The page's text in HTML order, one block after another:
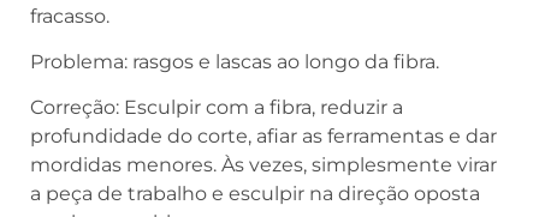
fracasso.
Problema: rasgos e lascas ao longo da fibra.
Correção: Esculpir com a fibra, reduzir a
profundidade do corte, afiar as ferramentas e dar
mordidas menores. Às vezes, simplesmente virar
a peça de trabalho e esculpir na direção oposta